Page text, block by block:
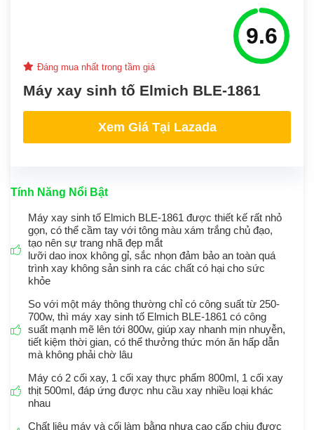
9.6
Đáng mua nhất trong tầm giá
Máy xay sinh tố Elmich BLE-1861
Xem Giá Tại Lazada
Tính Năng Nổi Bật
Máy xay sinh tố Elmich BLE-1861 được thiết kế rất nhỏ
gọn, có thể cầm tay với tông màu xám trắng chủ đạo,
tạo nên sự trang nhã đẹp mắt
lưỡi dao inox không gỉ, sắc nhọn đảm bảo an toàn quá
trình xay không sản sinh ra các chất có hại cho sức
khỏe
So với một máy thông thường chỉ có công suất từ 250-
700w, thì máy xay sinh tố Elmich BLE-1861 có công
suất mạnh mẽ lên tới 800w, giúp xay nhanh mịn nhuyễn,
tiết kiệm thời gian, có thể thưởng thức món ăn hấp dẫn
mà không phải chờ lâu
Máy có 2 cối xay, 1 cối xay thực phẩm 800ml, 1 cối xay
thịt 500ml, đáp ứng được nhu cầu xay nhiều loại khác
nhau
Chất liệu máy và cối làm bằng nhựa cao cấp chịu được